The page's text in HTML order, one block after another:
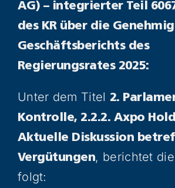
AG) – integrierter Teil
des KR über die
Geschäftsberichts des
Regierungsrates 2025:
Unter dem Titel 2.
Kontrolle, 2.2.2. Axpo
Aktuelle Diskussion
Vergütungen, berichtet
folgt: